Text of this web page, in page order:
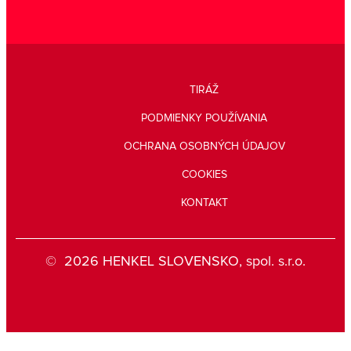
TIRÁŽ
PODMIENKY POUŽÍVANIA
OCHRANA OSOBNÝCH ÚDAJOV
COOKIES
KONTAKT
© 2026 HENKEL SLOVENSKO, spol. s.r.o.